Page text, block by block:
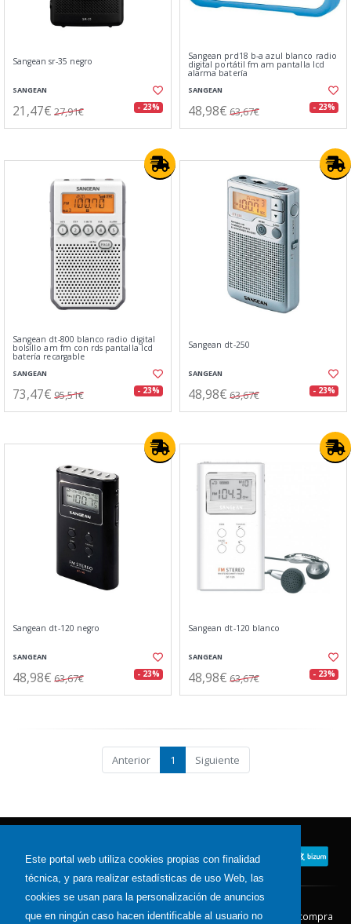
Este portal web utiliza cookies propias con finalidad
técnica, y para realizar estadísticas de uso Web, las
cookies se usan para la personalización de anuncios
que en ningún caso hacen identificable al usuario no
Sangean sr-35 negro
SANGEAN
21,47€ 27,91€ - 23%
Sangean prd18 b-a azul blanco radio
digital portátil fm am pantalla lcd
alarma batería
SANGEAN
48,98€ 63,67€ - 23%
Sangean dt-800 blanco radio digital
bolsillo am fm con rds pantalla lcd
batería recargable
SANGEAN
73,47€ 95,51€ - 23%
Sangean dt-250
SANGEAN
48,98€ 63,67€ - 23%
Sangean dt-120 negro
SANGEAN
48,98€ 63,67€ - 23%
Sangean dt-120 blanco
SANGEAN
48,98€ 63,67€ - 23%
Anterior 1 Siguiente
Contacto Aviso Legal Condiciones de compra